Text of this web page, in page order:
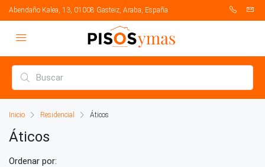
Abendaño Kalea, 13, 01008 Gasteiz, Araba, España
Inicio Residencial Áticos
Áticos
Ordenar por: